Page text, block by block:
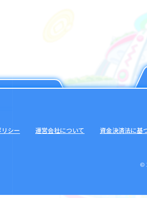
シー 運営会社について 資金決済法に基
©